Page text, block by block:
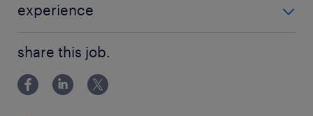
派遣先の特徴
メーカー。大手ならではの福利厚生がとても充実
しています◎
experience
格・学歴一切不問！
share this job.